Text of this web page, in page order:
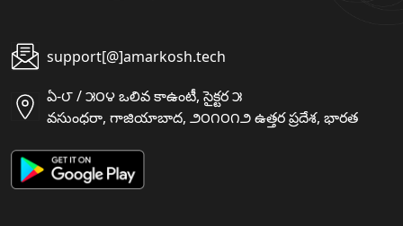
support[@]amarkosh.tech
ఏ-౮ / ౫౦౪ ఒలివ కాఉంటీ, సైక్టర ౫
వసుంధరా, గాజియాబాద, ౨౦౧౦౧౨ ఉత్తర ప్రదేశ, భారత